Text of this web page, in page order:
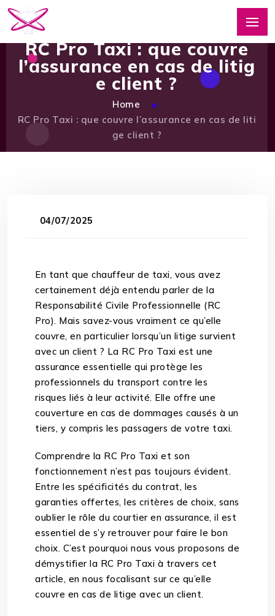
RC Pro Taxi : que couvre
l’assurance en cas de litig
e client ?
Home
RC Pro Taxi : que couvre l’assurance en cas de liti
ge client ?
04/07/2025
En tant que chauffeur de taxi, vous avez
certainement déjà entendu parler de la
Responsabilité Civile Professionnelle (RC
Pro). Mais savez-vous vraiment ce qu’elle
couvre, en particulier lorsqu’un litige survient
avec un client ? La RC Pro Taxi est une
assurance essentielle qui protège les
professionnels du transport contre les
risques liés à leur activité. Elle offre une
couverture en cas de dommages causés à un
tiers, y compris les passagers de votre taxi.
Comprendre la RC Pro Taxi et son
fonctionnement n’est pas toujours évident.
Entre les spécificités du contrat, les
garanties offertes, les critères de choix, sans
oublier le rôle du courtier en assurance, il est
essentiel de s’y retrouver pour faire le bon
choix. C’est pourquoi nous vous proposons de
démystifier la RC Pro Taxi à travers cet
article, en nous focalisant sur ce qu’elle
couvre en cas de litige avec un client.